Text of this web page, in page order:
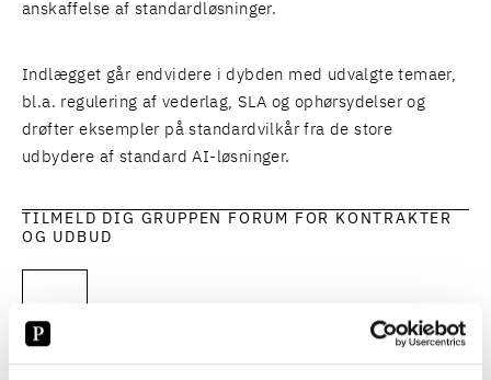
anskaffelse af standardløsninger.
Indlægget går endvidere i dybden med udvalgte temaer,
bl.a. regulering af vederlag, SLA og ophørsydelser og
drøfter eksempler på standardvilkår fra de store
udbydere af standard AI-løsninger.
TILMELD DIG GRUPPEN FORUM FOR KONTRAKTER
OG UDBUD
PROGRAM